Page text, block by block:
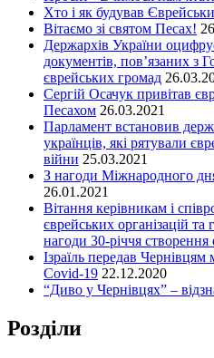
Хто і як будував
Вітаємо зі святом Песах!
Держархів України
документів, пов’язаних з
єврейських громад
Сергій Осачук привітав
Песахом 26.03.2021
Парламент встановив
українців, які рятували
війни 25.03.2021
З нагоди Міжнародного
26.01.2021
Вітання керівникам і
єврейських організацій
нагоди 30-річчя створення
Ізраїль передав
Covid-19 22.12.2020
“Диво у Чернівцях” –
Розділи